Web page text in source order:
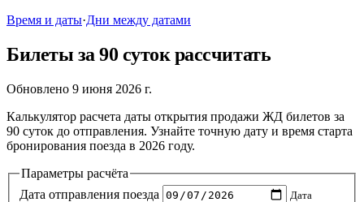
Время и даты·Дни между датами
Билеты за 90 суток рассчитать
Обновлено 9 июня 2026 г.
Калькулятор расчета даты открытия продажи ЖД билетов за
90 суток до отправления. Узнайте точную дату и время старта
бронирования поезда в 2026 году.
Параметры расчёта
Дата отправления поезда
Дата